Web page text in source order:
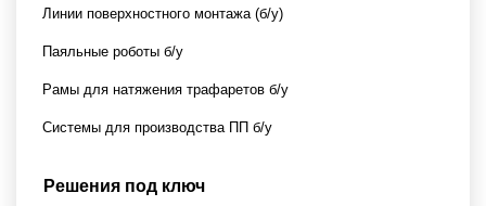
Линии поверхностного монтажа (б/у)
Паяльные роботы б/у
Рамы для натяжения трафаретов б/у
Системы для производства ПП б/у
Решения под ключ